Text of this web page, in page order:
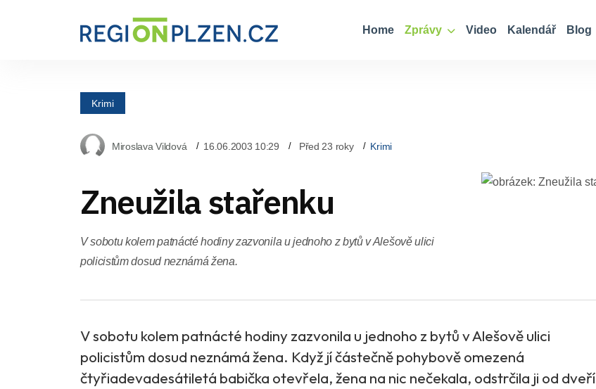
Home Zprávy Video Kalendář Blog
Krimi
Miroslava Vildová 16.06.2003 10:29 Před 23 roky Krimi
Zneužila stařenku
V sobotu kolem patnácté hodiny zazvonila u jednoho z bytů v Alešově ulici
policistům dosud neznámá žena.
V sobotu kolem patnácté hodiny zazvonila u jednoho z bytů v Alešově ulici
policistům dosud neznámá žena. Když jí částečně pohybově omezená
čtyřiadevadesátiletá babička otevřela, žena na nic nečekala, odstrčila ji od dveří